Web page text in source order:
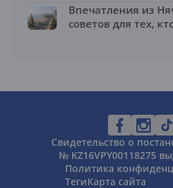
Впечатления из
советов для тех,
Свидетельство о
№ KZ16VPY00118275
Политика
ТегиКарта сайта